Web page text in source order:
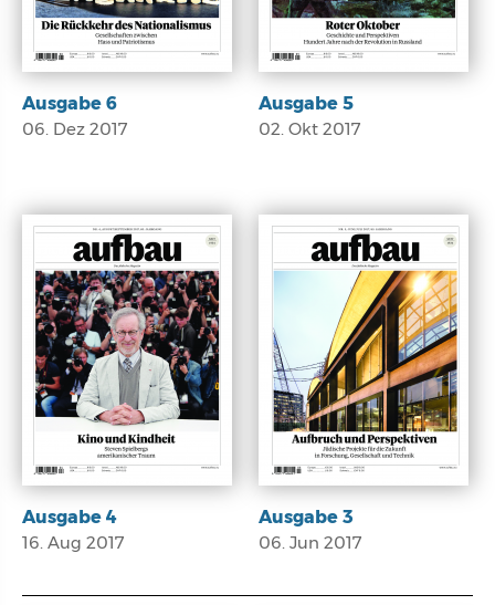
E-Paper
Ausgabe 6
06. Dez 2017
E-Paper
Ausgabe 5
02. Okt 2017
Ausgabe 4
16. Aug 2017
Ausgabe 3
06. Jun 2017